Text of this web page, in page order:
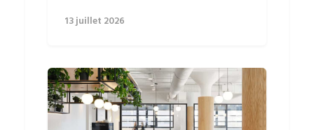
13 juillet 2026